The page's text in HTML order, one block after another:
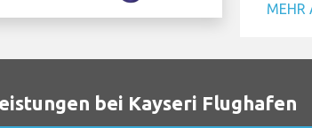
MEHR
bei Kayseri Flughafen